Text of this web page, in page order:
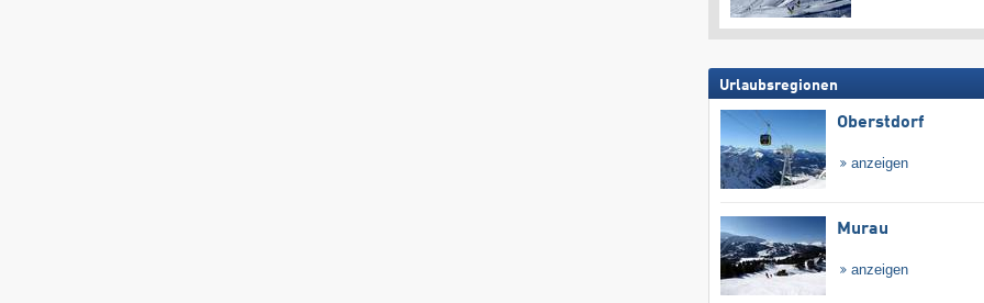
Urlaubsregionen
Oberstdorf
anzeigen
Murau
anzeigen